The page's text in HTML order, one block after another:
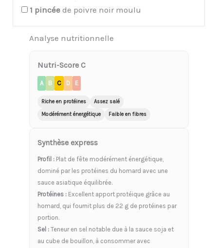
1 pincée de poivre noir moulu
Analyse nutritionnelle
Nutri-Score C
A B C D E
Riche en protéines
Assez salé
Modérément énergétique
Faible en fibres
Synthèse express
Profil : Plat de fête modérément énergétique,
dominé par les protéines du homard avec une
sauce asiatique équilibrée.
Protéines : Excellent apport protéique grâce au
homard, qui fournit plus de 22 g de protéines par
portion.
Sel : Teneur en sel notable due à la sauce soja et
au cube de bouillon, à consommer avec